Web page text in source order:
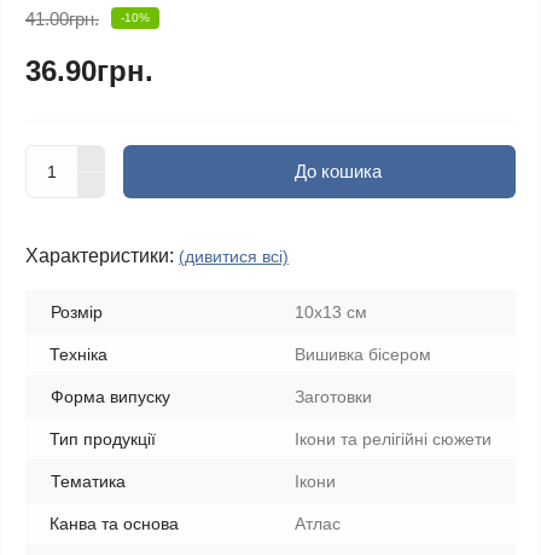
41.00грн. -10%
36.90грн.
До кошика
Характеристики: (дивитися всі)
Розмір 10x13 см
Техніка Вишивка бісером
Форма випуску Заготовки
Тип продукції Ікони та релігійні сюжети
Тематика Ікони
Канва та основа Атлас